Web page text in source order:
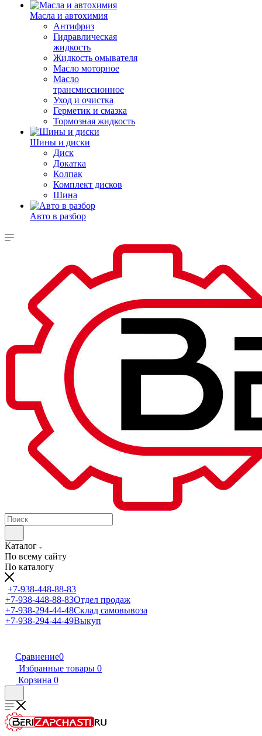
Масла и автохимия
Антифриз
Гидравлическая
жидкость
Жидкость омывателя
Масло моторное
Масло
трансмиссионное
Уход и очистка
Герметик и смазка
Тормозная жидкость
Шины и диски
Диск
Докатка
Колпак
Комплект дисков
Шина
Авто в разбор
Каталог
По всему сайту
По каталогу
+7-938-448-88-83
+7-938-448-88-83Отдел продаж
+7-938-294-44-48Склад самовывоза
+7-938-294-44-49Выкуп
Сравнение0
Избранные товары 0
Корзина 0